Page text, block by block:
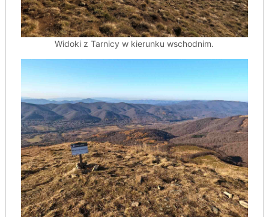
Widoki z Tarnicy w kierunku wschodnim.